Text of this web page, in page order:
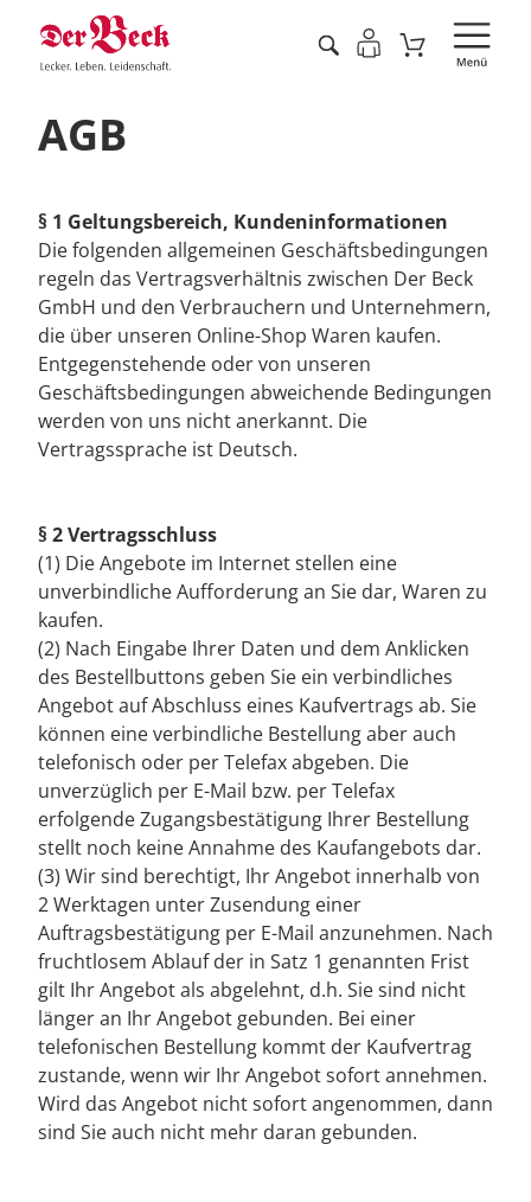
AGB
§ 1 Geltungsbereich, Kundeninformationen
Die folgenden allgemeinen Geschäftsbedingungen
regeln das Vertragsverhältnis zwischen Der Beck
GmbH und den Verbrauchern und Unternehmern,
die über unseren Online-Shop Waren kaufen.
Entgegenstehende oder von unseren
Geschäftsbedingungen abweichende Bedingungen
werden von uns nicht anerkannt. Die
Vertragssprache ist Deutsch.
§ 2 Vertragsschluss
(1) Die Angebote im Internet stellen eine
unverbindliche Aufforderung an Sie dar, Waren zu
kaufen.
(2) Nach Eingabe Ihrer Daten und dem Anklicken
des Bestellbuttons geben Sie ein verbindliches
Angebot auf Abschluss eines Kaufvertrags ab. Sie
können eine verbindliche Bestellung aber auch
telefonisch oder per Telefax abgeben. Die
unverzüglich per E-Mail bzw. per Telefax
erfolgende Zugangsbestätigung Ihrer Bestellung
stellt noch keine Annahme des Kaufangebots dar.
(3) Wir sind berechtigt, Ihr Angebot innerhalb von
2 Werktagen unter Zusendung einer
Auftragsbestätigung per E-Mail anzunehmen. Nach
fruchtlosem Ablauf der in Satz 1 genannten Frist
gilt Ihr Angebot als abgelehnt, d.h. Sie sind nicht
länger an Ihr Angebot gebunden. Bei einer
telefonischen Bestellung kommt der Kaufvertrag
zustande, wenn wir Ihr Angebot sofort annehmen.
Wird das Angebot nicht sofort angenommen, dann
sind Sie auch nicht mehr daran gebunden.